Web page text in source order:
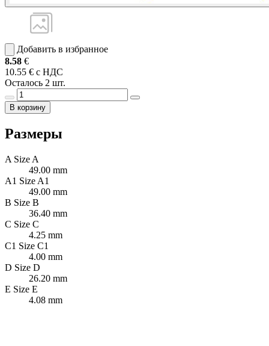
Добавить в избранное
8.58 €
10.55 € с НДС
Осталось 2 шт.
В корзину
Размеры
A Size A
49.00 mm
A1 Size A1
49.00 mm
B Size B
36.40 mm
C Size C
4.25 mm
C1 Size C1
4.00 mm
D Size D
26.20 mm
E Size E
4.08 mm